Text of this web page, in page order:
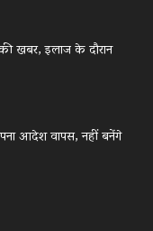
खबर, इलाज के दौरान
आदेश वापस, नहीं बनेंगे